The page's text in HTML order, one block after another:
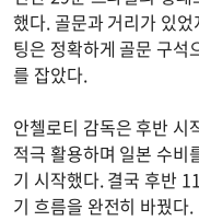
했다. 골문과 거리가 있
팅은 정확하게 골문 구석
를 잡았다.
안첼로티 감독은 후반 시
적극 활용하며 일본 수비
기 시작했다. 결국 후반
기 흐름을 완전히 바꿨다.